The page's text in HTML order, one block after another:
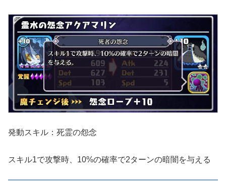
発動スキル：死霊の怨念
スキル1で攻撃時、10%の確率で2ターンの暗闇を与える